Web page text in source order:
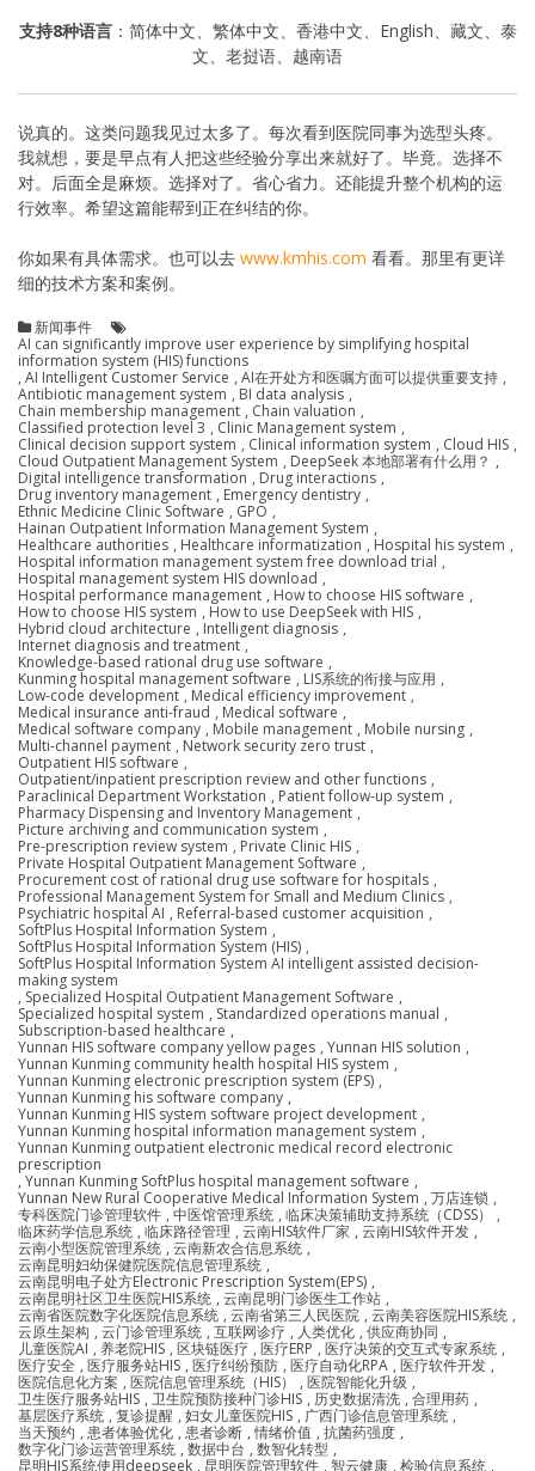
支持8种语言：简体中文、繁体中文、香港中文、English、藏文、泰
文、老挝语、越南语
说真的。这类问题我见过太多了。每次看到医院同事为选型头疼。
我就想，要是早点有人把这些经验分享出来就好了。毕竟。选择不
对。后面全是麻烦。选择对了。省心省力。还能提升整个机构的运
行效率。希望这篇能帮到正在纠结的你。
你如果有具体需求。也可以去 www.kmhis.com 看看。那里有更详
细的技术方案和案例。
新闻事件
AI can significantly improve user experience by simplifying hospital
information system (HIS) functions
, AI Intelligent Customer Service , AI在开处方和医嘱方面可以提供重要支持 ,
Antibiotic management system , BI data analysis ,
Chain membership management , Chain valuation ,
Classified protection level 3 , Clinic Management system ,
Clinical decision support system , Clinical information system , Cloud HIS ,
Cloud Outpatient Management System , DeepSeek 本地部署有什么用？ ,
Digital intelligence transformation , Drug interactions ,
Drug inventory management , Emergency dentistry ,
Ethnic Medicine Clinic Software , GPO ,
Hainan Outpatient Information Management System ,
Healthcare authorities , Healthcare informatization , Hospital his system ,
Hospital information management system free download trial ,
Hospital management system HIS download ,
Hospital performance management , How to choose HIS software ,
How to choose HIS system , How to use DeepSeek with HIS ,
Hybrid cloud architecture , Intelligent diagnosis ,
Internet diagnosis and treatment ,
Knowledge-based rational drug use software ,
Kunming hospital management software , LIS系统的衔接与应用 ,
Low-code development , Medical efficiency improvement ,
Medical insurance anti-fraud , Medical software ,
Medical software company , Mobile management , Mobile nursing ,
Multi-channel payment , Network security zero trust ,
Outpatient HIS software ,
Outpatient/inpatient prescription review and other functions ,
Paraclinical Department Workstation , Patient follow-up system ,
Pharmacy Dispensing and Inventory Management ,
Picture archiving and communication system ,
Pre-prescription review system , Private Clinic HIS ,
Private Hospital Outpatient Management Software ,
Procurement cost of rational drug use software for hospitals ,
Professional Management System for Small and Medium Clinics ,
Psychiatric hospital AI , Referral-based customer acquisition ,
SoftPlus Hospital Information System ,
SoftPlus Hospital Information System (HIS) ,
SoftPlus Hospital Information System AI intelligent assisted decision-
making system
, Specialized Hospital Outpatient Management Software ,
Specialized hospital system , Standardized operations manual ,
Subscription-based healthcare ,
Yunnan HIS software company yellow pages , Yunnan HIS solution ,
Yunnan Kunming community health hospital HIS system ,
Yunnan Kunming electronic prescription system (EPS) ,
Yunnan Kunming his software company ,
Yunnan Kunming HIS system software project development ,
Yunnan Kunming hospital information management system ,
Yunnan Kunming outpatient electronic medical record electronic
prescription
, Yunnan Kunming SoftPlus hospital management software ,
Yunnan New Rural Cooperative Medical Information System , 万店连锁 ,
专科医院门诊管理软件 , 中医馆管理系统 , 临床决策辅助支持系统（CDSS）
,
临床药学信息系统 , 临床路径管理 , 云南HIS软件厂家 , 云南HIS软件开发 ,
云南小型医院管理系统 , 云南新农合信息系统 ,
云南昆明妇幼保健院医院信息管理系统 ,
云南昆明电子处方Electronic Prescription System(EPS) ,
云南昆明社区卫生医院HIS系统 , 云南昆明门诊医生工作站 ,
云南省医院数字化医院信息系统 , 云南省第三人民医院 , 云南美容医院HIS系统 ,
云原生架构 , 云门诊管理系统 , 互联网诊疗 , 人类优化 , 供应商协同 ,
儿童医院AI , 养老院HIS , 区块链医疗 , 医疗ERP , 医疗决策的交互式专家系统 ,
医疗安全 , 医疗服务站HIS , 医疗纠纷预防 , 医疗自动化RPA , 医疗软件开发 ,
医院信息化方案 , 医院信息管理系统（HIS） , 医院智能化升级 ,
卫生医疗服务站HIS , 卫生院预防接种门诊HIS , 历史数据清洗 , 合理用药 ,
基层医疗系统 , 复诊提醒 , 妇女儿童医院HIS , 广西门诊信息管理系统 ,
当天预约 , 患者体验优化 , 患者诊断 ,情绪价值 , 抗菌药强度 ,
数字化门诊运营管理系统 , 数据中台 , 数智化转型 ,
昆明HIS系统使用deepseek , 昆明医院管理软件 , 智云健康 , 检验信息系统 ,